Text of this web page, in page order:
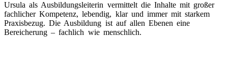
Ursula als Ausbildungsleiterin vermittelt die Inhalte mit großer
fachlicher Kompetenz, lebendig, klar und immer mit starkem
Praxisbezug. Die Ausbildung ist auf allen Ebenen eine
Bereicherung – fachlich wie menschlich.